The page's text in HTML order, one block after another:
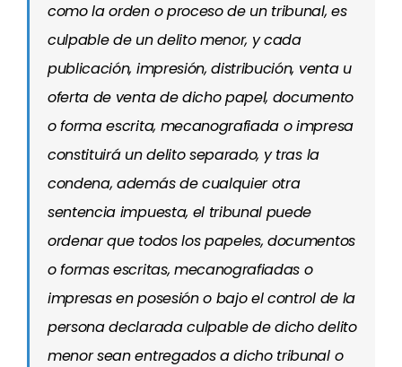
como la orden o proceso de un tribunal, es
culpable de un delito menor, y cada
publicación, impresión, distribución, venta u
oferta de venta de dicho papel, documento
o forma escrita, mecanografiada o impresa
constituirá un delito separado, y tras la
condena, además de cualquier otra
sentencia impuesta, el tribunal puede
ordenar que todos los papeles, documentos
o formas escritas, mecanografiadas o
impresas en posesión o bajo el control de la
persona declarada culpable de dicho delito
menor sean entregados a dicho tribunal o